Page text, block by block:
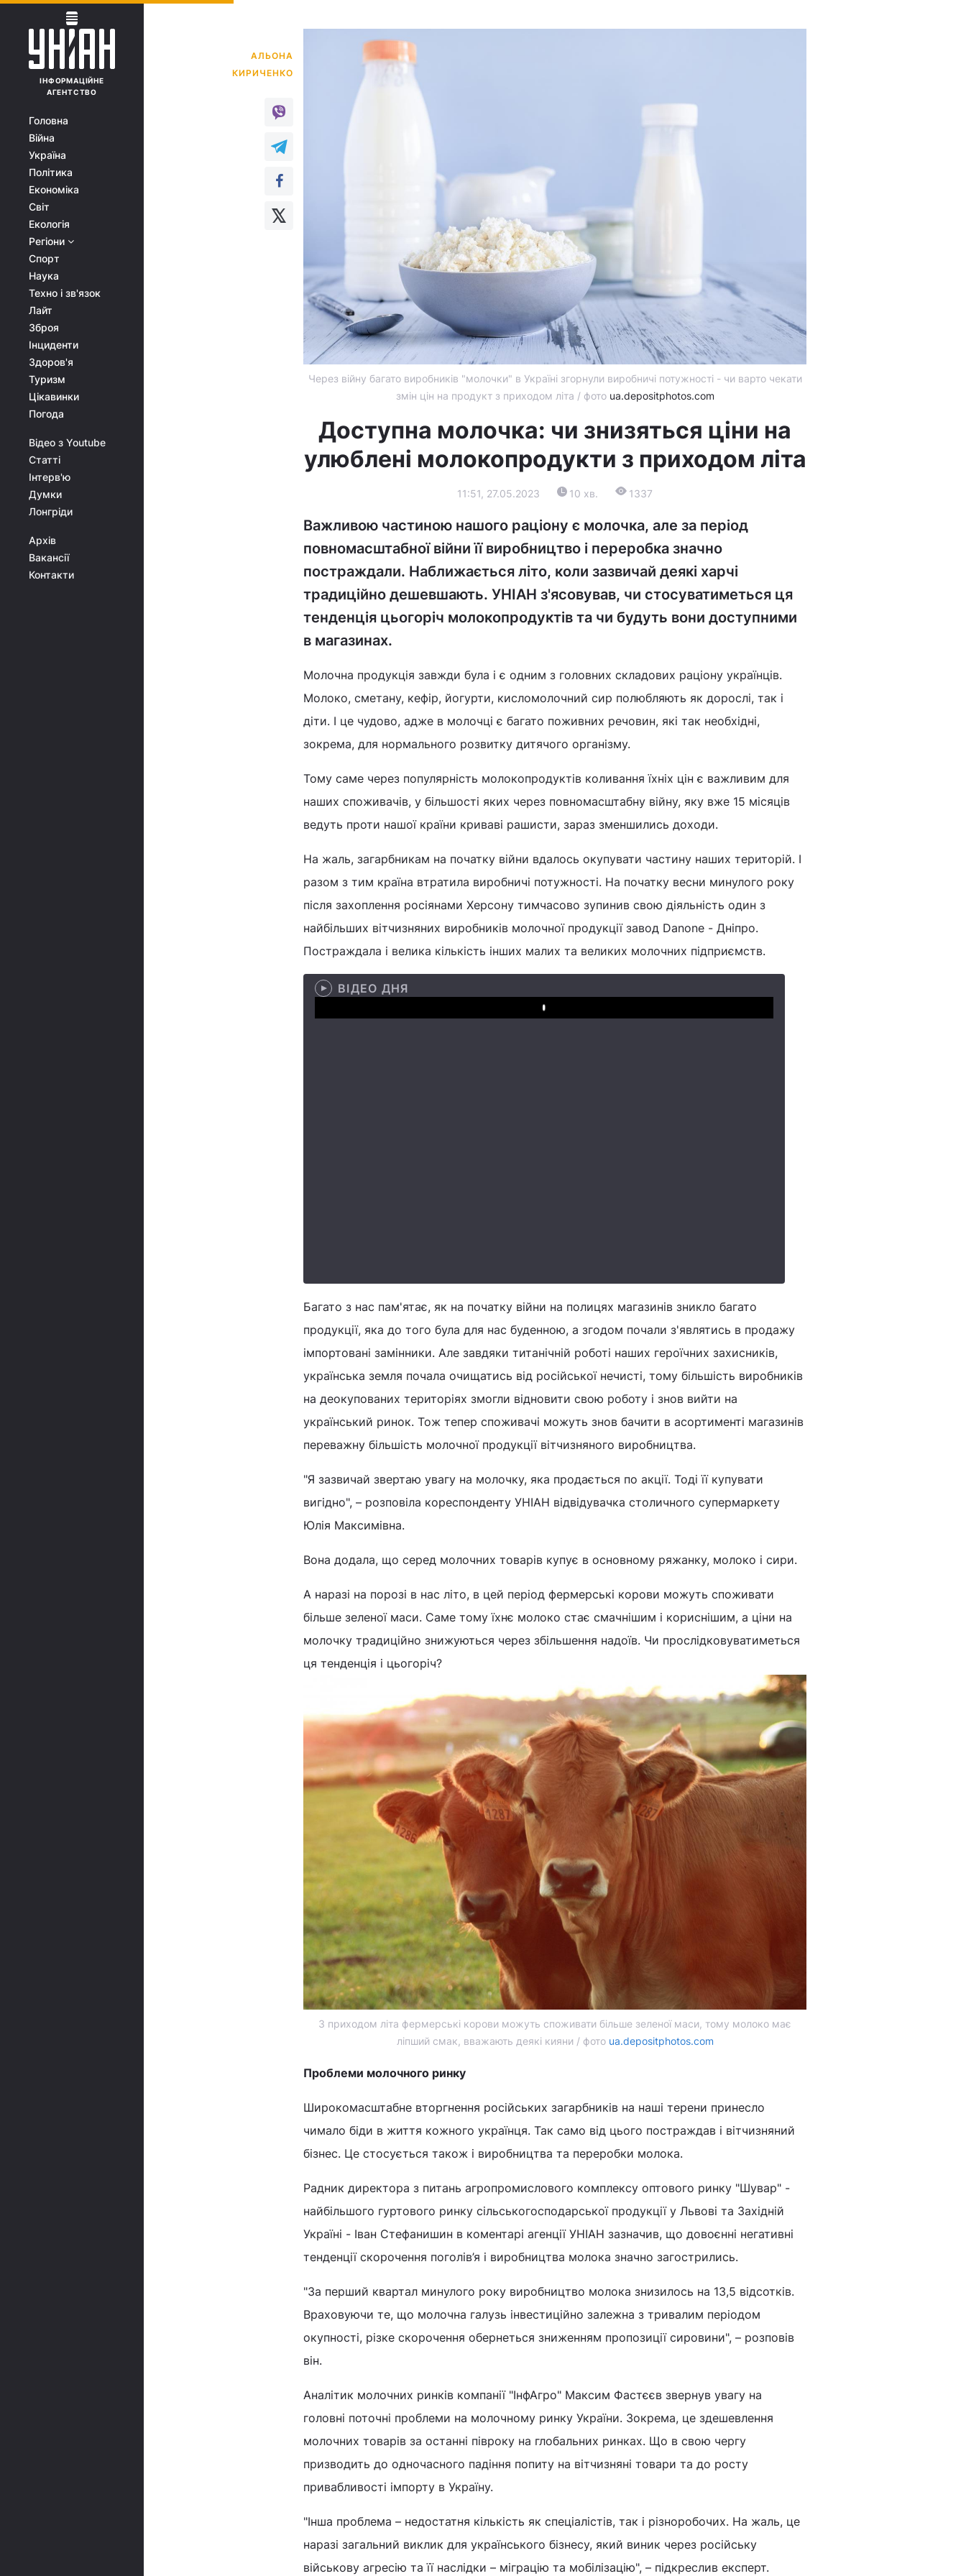
ІНФОРМАЦІЙНЕ
АГЕНТСТВО
Головна
Війна
Україна
Політика
Економіка
Світ
Екологія
Регіони
Спорт
Наука
Техно і зв'язок
Лайт
Зброя
Інциденти
Здоров'я
Туризм
Цікавинки
Погода
Відео з Youtube
Статті
Інтерв'ю
Думки
Лонгріди
Архів
Вакансії
Контакти
АЛЬОНА
Через війну багато виробників "молочки" в Україні згорнули виробничі потужності - чи варто чекати
змін цін на продукт з приходом літа / фото ua.depositphotos.com
Доступна молочка: чи знизяться ціни на
улюблені молокопродукти з приходом літа
11:51, 27.05.2023 10 хв. 1337
Важливою частиною нашого раціону є молочка, але за період
повномасштабної війни її виробництво і переробка значно
постраждали. Наближається літо, коли зазвичай деякі харчі
традиційно дешевшають. УНІАН з'ясовував, чи стосуватиметься ця
тенденція цьогоріч молокопродуктів та чи будуть вони доступними
в магазинах.
Молочна продукція завжди була і є одним з головних складових раціону українців.
Молоко, сметану, кефір, йогурти, кисломолочний сир полюбляють як дорослі, так і
діти. І це чудово, адже в молочці є багато поживних речовин, які так необхідні,
зокрема, для нормального розвитку дитячого організму.
Тому саме через популярність молокопродуктів коливання їхніх цін є важливим для
наших споживачів, у більшості яких через повномасштабну війну, яку вже 15 місяців
ведуть проти нашої країни криваві рашисти, зараз зменшились доходи.
На жаль, загарбникам на початку війни вдалось окупувати частину наших територій. І
разом з тим країна втратила виробничі потужності. На початку весни минулого року
після захоплення росіянами Херсону тимчасово зупинив свою діяльність один з
найбільших вітчизняних виробників молочної продукції завод Danone - Дніпро.
Постраждала і велика кількість інших малих та великих молочних підприємств.
ВІДЕО ДНЯ
Play
Багато з нас пам'ятає, як на початку війни на полицях магазинів зникло багато
продукції, яка до того була для нас буденною, а згодом почали з'являтись в продажу
імпортовані замінники. Але завдяки титанічній роботі наших героїчних захисників,
українська земля почала очищатись від російської нечисті, тому більшість виробників
на деокупованих територіях змогли відновити свою роботу і знов вийти на
український ринок. Тож тепер споживачі можуть знов бачити в асортименті магазинів
переважну більшість молочної продукції вітчизняного виробництва.
"Я зазвичай звертаю увагу на молочку, яка продається по акції. Тоді її купувати
вигідно", – розповіла кореспонденту УНІАН відвідувачка столичного супермаркету
Юлія Максимівна.
Вона додала, що серед молочних товарів купує в основному ряжанку, молоко і сири.
А наразі на порозі в нас літо, в цей період фермерські корови можуть споживати
більше зеленої маси. Саме тому їхнє молоко стає смачнішим і кориснішим, а ціни на
молочку традиційно знижуються через збільшення надоїв. Чи прослідковуватиметься
ця тенденція і цьогоріч?
З приходом літа фермерські корови можуть споживати більше зеленої маси, тому молоко має
ліпший смак, вважають деякі кияни / фото ua.depositphotos.com
Проблеми молочного ринку
Широкомасштабне вторгнення російських загарбників на наші терени принесло
чимало біди в життя кожного українця. Так само від цього постраждав і вітчизняний
бізнес. Це стосується також і виробництва та переробки молока.
Радник директора з питань агропромислового комплексу оптового ринку "Шувар" -
найбільшого гуртового ринку сільськогосподарської продукції у Львові та Західній
Україні - Іван Стефанишин в коментарі агенції УНІАН зазначив, що довоєнні негативні
тенденції скорочення поголів’я і виробництва молока значно загострились.
"За перший квартал минулого року виробництво молока знизилось на 13,5 відсотків.
Враховуючи те, що молочна галузь інвестиційно залежна з тривалим періодом
окупності, різке скорочення обернеться зниженням пропозиції сировини", – розповів
він.
Аналітик молочних ринків компанії "ІнфАгро" Максим Фастєєв звернув увагу на
головні поточні проблеми на молочному ринку України. Зокрема, це здешевлення
молочних товарів за останні півроку на глобальних ринках. Що в свою чергу
призводить до одночасного падіння попиту на вітчизняні товари та до росту
привабливості імпорту в Україну.
"Інша проблема – недостатня кількість як спеціалістів, так і різноробочих. На жаль, це
наразі загальний виклик для українського бізнесу, який виник через російську
військову агресію та її наслідки – міграцію та мобілізацію", – підкреслив експерт.